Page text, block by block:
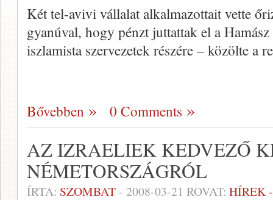
Két tel-avivi vállalat alkalmazottait vette
gyanúval, hogy pénzt juttattak el a
iszlamista szervezetek részére – közölte a
Bővebben 0 Comments
AZ IZRAELIEK KEDVEZŐ
NÉMETORSZÁGRÓL
ÍRTA: SZOMBAT- 2008-03-21 ROVAT: HÍREK